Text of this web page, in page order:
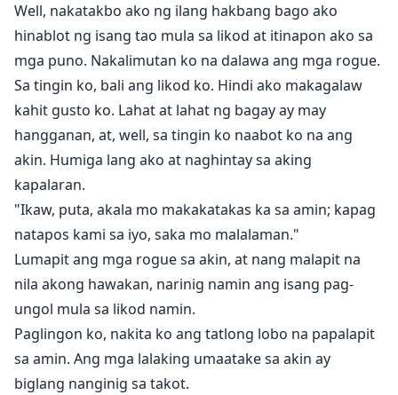
Well, nakatakbo ako ng ilang hakbang bago ako
hinablot ng isang tao mula sa likod at itinapon ako sa
mga puno. Nakalimutan ko na dalawa ang mga rogue.
Sa tingin ko, bali ang likod ko. Hindi ako makagalaw
kahit gusto ko. Lahat at lahat ng bagay ay may
hangganan, at, well, sa tingin ko naabot ko na ang
akin. Humiga lang ako at naghintay sa aking
kapalaran.
"Ikaw, puta, akala mo makakatakas ka sa amin; kapag
natapos kami sa iyo, saka mo malalaman."
Lumapit ang mga rogue sa akin, at nang malapit na
nila akong hawakan, narinig namin ang isang pag-
ungol mula sa likod namin.
Paglingon ko, nakita ko ang tatlong lobo na papalapit
sa amin. Ang mga lalaking umaatake sa akin ay
biglang nanginig sa takot.